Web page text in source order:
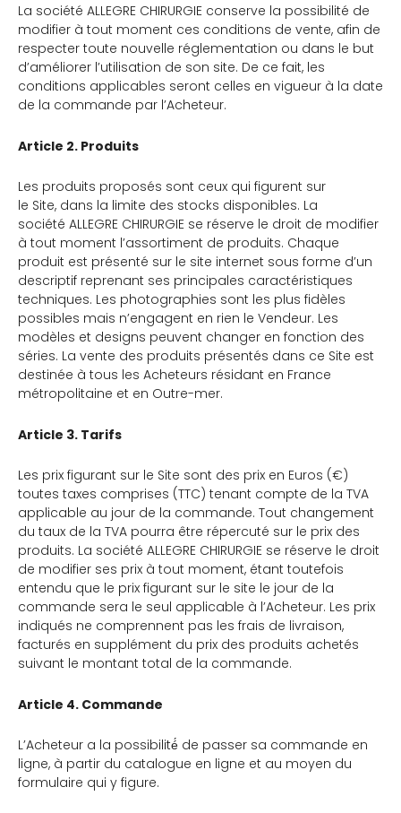
La société ALLEGRE CHIRURGIE conserve la possibilité de
modifier à tout moment ces conditions de vente, afin de
respecter toute nouvelle réglementation ou dans le but
d’améliorer l’utilisation de son site. De ce fait, les
conditions applicables seront celles en vigueur à la date
de la commande par l’Acheteur.
Article 2. Produits
Les produits proposés sont ceux qui figurent sur
le Site, dans la limite des stocks disponibles. La
société ALLEGRE CHIRURGIE se réserve le droit de modifier
à tout moment l’assortiment de produits. Chaque
produit est présenté sur le site internet sous forme d’un
descriptif reprenant ses principales caractéristiques
techniques. Les photographies sont les plus fidèles
possibles mais n’engagent en rien le Vendeur. Les
modèles et designs peuvent changer en fonction des
séries. La vente des produits présentés dans ce Site est
destinée à tous les Acheteurs résidant en France
métropolitaine et en Outre-mer.
Article 3. Tarifs
Les prix figurant sur le Site sont des prix en Euros (€)
toutes taxes comprises (TTC) tenant compte de la TVA
applicable au jour de la commande. Tout changement
du taux de la TVA pourra être répercuté sur le prix des
produits. La société ALLEGRE CHIRURGIE se réserve le droit
de modifier ses prix à tout moment, étant toutefois
entendu que le prix figurant sur le site le jour de la
commande sera le seul applicable à l’Acheteur. Les prix
indiqués ne comprennent pas les frais de livraison,
facturés en supplément du prix des produits achetés
suivant le montant total de la commande.
Article 4. Commande
L’Acheteur a la possibilité́ de passer sa commande en
ligne, à partir du catalogue en ligne et au moyen du
formulaire qui y figure.